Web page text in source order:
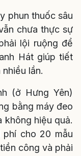
phun thuốc sâu
chưa thực sự
lội ruộng để
Hát giúp tiết
lần.
(ở Hưng Yên)
bằng máy đeo
không hiệu quả.
phí cho 20 mẫu
công và phải